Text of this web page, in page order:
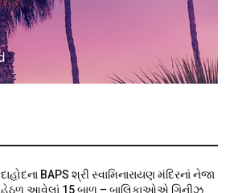
દાહોદના BAPS શ્રી સ્વામિનારાયણ મંદિરનાં નેજા
હેઠળ આવેલાં 15 બાળ – બાલિકાઓએ ગિનીઝ